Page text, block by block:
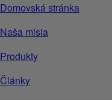
Domovská stránka
Naša misia
Produkty
Články